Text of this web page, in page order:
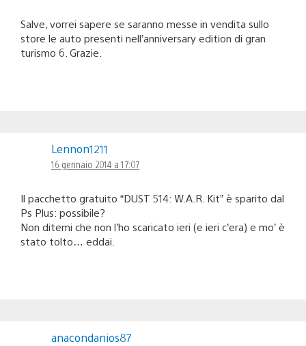
Salve, vorrei sapere se saranno messe in vendita sullo
store le auto presenti nell’anniversary edition di gran
turismo 6. Grazie.
Lennon1211
16 gennaio 2014 a 17:07
Il pacchetto gratuito “DUST 514: W.A.R. Kit” è sparito dal
Ps Plus: possibile?
Non ditemi che non l’ho scaricato ieri (e ieri c’era) e mo’ è
stato tolto… eddai.
anacondanios87